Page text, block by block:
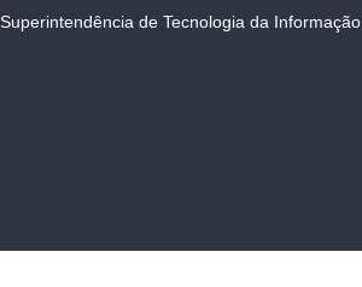
Superintendência de Tecnologia da Informação